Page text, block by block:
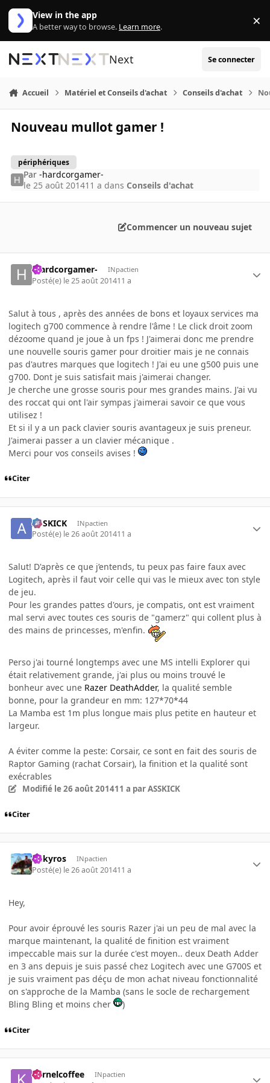
Aller au contenu
View in the app
A better way to browse. Learn more. ×
Next Se connecter
Accueil Matériel et Conseils d'achat Conseils d'achat
Nouveau mullot gamer !
périphériques
Par-hardcorgamer-
le 25 août 201411 a dans Conseils d'achat
Commencer un nouveau sujet
-hardcorgamer- INpactien
Posté(e) le 25 août 201411 a
Salut à tous , après des années de bons et loyaux services ma
logitech g700 commence à rendre l'âme ! Le click droit zoom
dézoome quand je joue à un fps ! J'aimerai donc me prendre
une nouvelle souris gamer pour droitier mais je ne connais
pas d'autres marques que logitech ! J'ai eu une g500 puis une
g700. Dont je suis satisfait mais j'aimerai changer.
Je cherche une grosse souris pour mes grandes mains. J'ai vu
des roccat qui ont l'air sympas j'aimerai savoir ce que vous
utilisez !
Et si il y a un pack clavier souris avantageux je suis preneur.
J'aimerai passer a un clavier mécanique .
Merci pour vos conseils avises !
Citer
ASSKICK INpactien
Posté(e) le 26 août 201411 a
Salut! D'après ce que j’entends, tu peux pas faire faux avec
Logitech, après il faut voir celle qui vas le mieux avec ton style
de jeu.
Pour les grandes pattes d'ours, je compatis, ont est vraiment
mal servi avec toutes ces souris de "gamerz" qui collent plus à
des mains de princesses, m'enfin.
Perso j'ai tourné longtemps avec une MS intelli Explorer qui
était relativement grande, j'ai plus ou moins trouvé le
bonheur avec une Razer DeathAdder, la qualité semble
bonne, pour la grandeur en mm: 127*70*44
La Mamba est 1m plus longue mais plus petite en hauteur et
largeur.
A éviter comme la peste: Corsair, ce sont en fait des souris de
Raptor Gaming (rachat Corsair), la finition et la qualité sont
exécrables
Modifié le 26 août 201411 a par ASSKICK
Citer
Aekyros INpactien
Posté(e) le 26 août 201411 a
Hey,
Pour avoir éprouvé les souris Razer j'ai un peu de mal avec la
marque maintenant, la qualité de finition est vraiment
impeccable mais sur la durée c'est moyen.. deux Death Adder
en 3 ans depuis je suis passé chez Logitech avec une G700S et
je suis vraiment pas déçu de mon achat niveau fonctionnalité
on s'approche de la Mamba (sans le socle de rechargement
Bling Bling et moins cher
)
Citer
Kernelcoffee INpactien